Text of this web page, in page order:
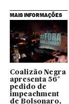
MAIS INFORMAÇÕES
Coalizão Negra
apresenta 56°
pedido de
impeachment
de Bolsonaro,